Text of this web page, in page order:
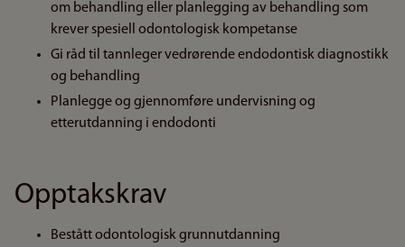
om behandling eller planlegging av behandling som
krever spesiell odontologisk kompetanse
Gi råd til tannleger vedrørende endodontisk diagnostikk
og behandling
Planlegge og gjennomføre undervisning og
etterutdanning i endodonti
Opptakskrav
Bestått odontologisk grunnutdanning